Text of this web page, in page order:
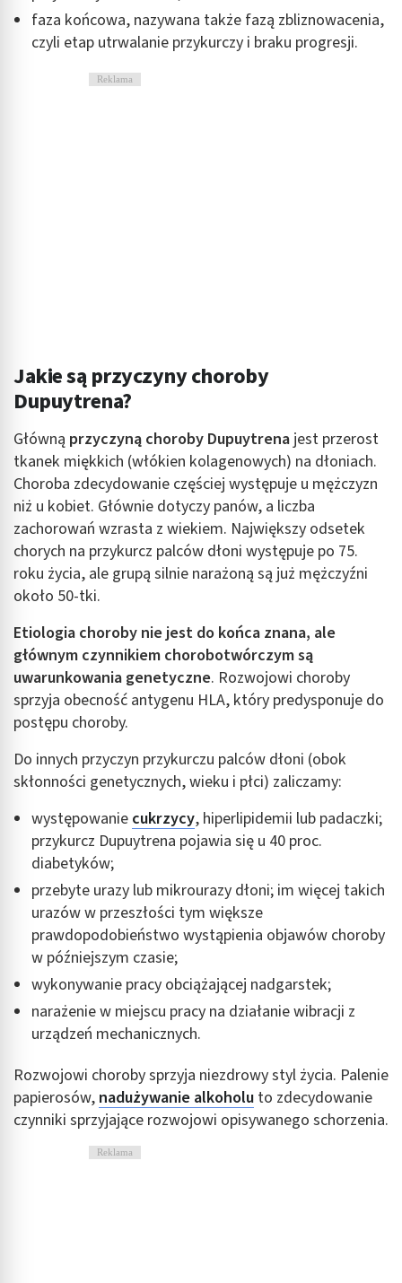
faza końcowa, nazywana także fazą zbliznowacenia,
czyli etap utrwalanie przykurczy i braku progresji.
Reklama
Jakie są przyczyny choroby
Dupuytrena?
Główną przyczyną choroby Dupuytrena jest przerost
tkanek miękkich (włókien kolagenowych) na dłoniach.
Choroba zdecydowanie częściej występuje u mężczyzn
niż u kobiet. Głównie dotyczy panów, a liczba
zachorowań wzrasta z wiekiem. Największy odsetek
chorych na przykurcz palców dłoni występuje po 75.
roku życia, ale grupą silnie narażoną są już mężczyźni
około 50-tki.
Etiologia choroby nie jest do końca znana, ale
głównym czynnikiem chorobotwórczym są
uwarunkowania genetyczne. Rozwojowi choroby
sprzyja obecność antygenu HLA, który predysponuje do
postępu choroby.
Do innych przyczyn przykurczu palców dłoni (obok
skłonności genetycznych, wieku i płci) zaliczamy:
występowanie cukrzycy, hiperlipidemii lub padaczki;
przykurcz Dupuytrena pojawia się u 40 proc.
diabetyków;
przebyte urazy lub mikrourazy dłoni; im więcej takich
urazów w przeszłości tym większe
prawdopodobieństwo wystąpienia objawów choroby
w późniejszym czasie;
wykonywanie pracy obciążającej nadgarstek;
narażenie w miejscu pracy na działanie wibracji z
urządzeń mechanicznych.
Rozwojowi choroby sprzyja niezdrowy styl życia. Palenie
papierosów, nadużywanie alkoholu to zdecydowanie
czynniki sprzyjające rozwojowi opisywanego schorzenia.
Reklama